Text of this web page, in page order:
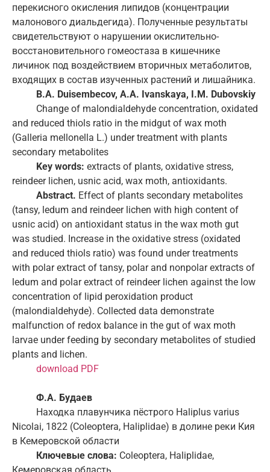
перекисного окисления липидов (концентрации
малонового диальдегида). Полученные результаты
свидетельствуют о нарушении окислительно-
восстановительного гомеостаза в кишечнике
личинок под воздействием вторичных метаболитов,
входящих в состав изученных растений и лишайника.
B.A. Duisembecov, A.A. Ivanskaya, I.M. Dubovskiy
Change of malondialdehyde concentration, oxidated
and reduced thiols ratio in the midgut of wax moth
(Galleria mellonella L.) under treatment with plants
secondary metabolites
Key words: extracts of plants, oxidative stress,
reindeer lichen, usnic acid, wax moth, antioxidants.
Abstract. Effect of plants secondary metabolites
(tansy, ledum and reindeer lichen with high content of
usnic acid) on antioxidant status in the wax moth gut
was studied. Increase in the oxidative stress (oxidated
and reduced thiols ratio) was found under treatments
with polar extract of tansy, polar and nonpolar extracts of
ledum and polar extract of reindeer lichen against the low
concentration of lipid peroxidation product
(malondialdehyde). Collected data demonstrate
malfunction of redox balance in the gut of wax moth
larvae under feeding by secondary metabolites of studied
plants and lichen.
download PDF
Ф.А. Будаев
Находка плавунчика пёстрого Haliplus varius
Nicolai, 1822 (Coleoptera, Haliplidae) в долине реки Кия
в Кемеровской области
Ключевые слова: Coleoptera, Haliplidae,